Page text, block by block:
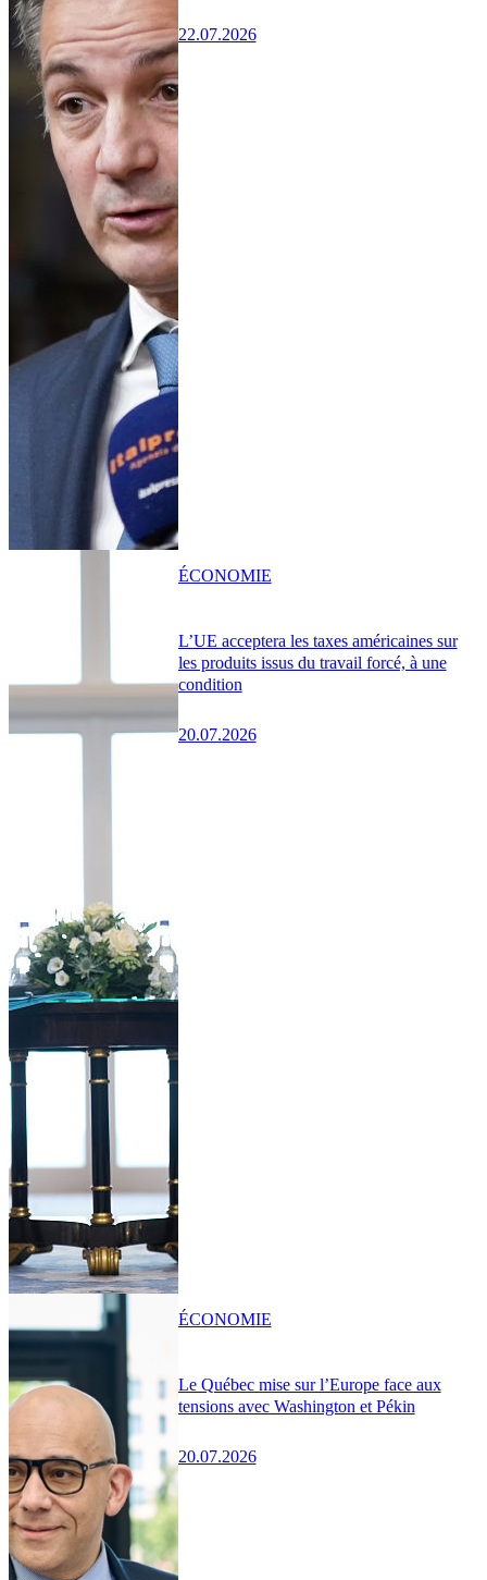
22.07.2026
L’UE acceptera les taxes américaines sur
les produits issus du travail forcé, à une
condition
20.07.2026
ÉCONOMIE
Le Québec mise sur l’Europe face aux
tensions avec Washington et Pékin
20.07.2026
ÉCONOMIE